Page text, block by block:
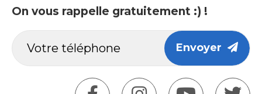
On vous rappelle gratuitement :) !
Envoyer